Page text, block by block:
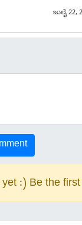
ಜುಲೈ 22,
:) Be the